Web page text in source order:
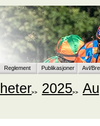
Reglement Publikasjoner Avl/
2025